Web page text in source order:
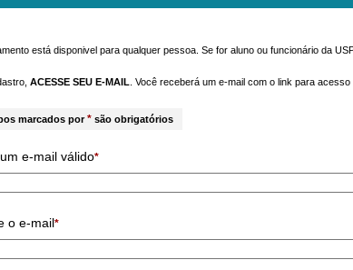
está disponivel para qualquer pessoa. Se for aluno ou funcionário da
ACESSE SEU E-MAIL . Você receberá um e-mail com o link para
marcados por* são obrigatórios
e-mail válido*
o e-mail*